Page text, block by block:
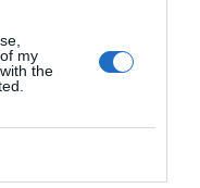
my
the
de medicamentos